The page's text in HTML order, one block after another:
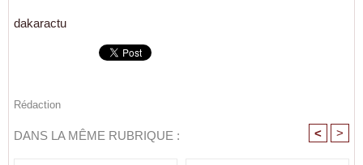
dakaractu
Rédaction
DANS LA MÊME RUBRIQUE : < >